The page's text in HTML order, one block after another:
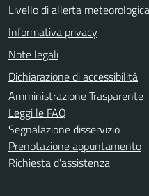
Livello di allerta meteorologica
Informativa privacy
Note legali
Dichiarazione di accessibilità
Amministrazione Trasparente
Leggi le FAQ
Segnalazione disservizio
Prenotazione appuntamento
Richiesta d'assistenza